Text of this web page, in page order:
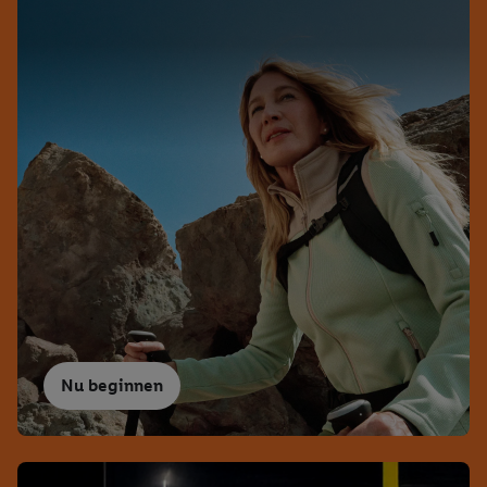
Nu beginnen
Als je hiervoor toestemming geeft, dan kunnen retargeting
advertenties worden weergegeven voor producten waarin je
eerder interesse hebt getoond (bijvoorbeeld door het product
in een winkelmandje van een online winkel te plaatsen maar het
niet te kopen). De retargeting advertenties kunnen op
verschillende eindapparaten en binnen verschillende Lidl-
diensten worden weergegeven, als verschillende eindapparaten
en Lidl-diensten, met behulp van jouw gehashte e-mailadres en
met eventuele andere identifiers of met identifiers waarover
Criteo S.A. beschikt, aan jou kunnen worden toegewezen.
Onder "Aanpassen" kun je aangeven met welke cookies en
vergelijkbare technieken en met welke verwerkingsdoeleinden
je instemt. Verder kan je er meer informatie vinden over de
gegevensverwerking.
Door te klikken op "Weigeren", kies je voor de optie dat er enkel